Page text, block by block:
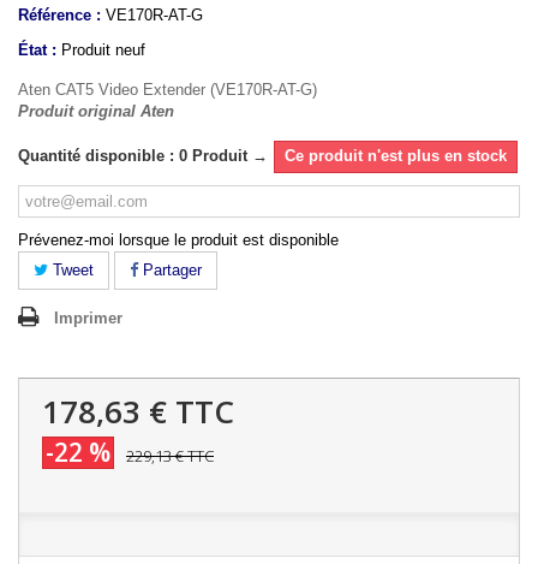
Référence : VE170R-AT-G
État : Produit neuf
Aten CAT5 Video Extender (VE170R-AT-G)
Produit original Aten
Quantité disponible : 0 Produit → Ce produit n'est plus en stock
Prévenez-moi lorsque le produit est disponible
Tweet
Partager
Imprimer
178,63 € TTC
-22 % 229,13 €TTC